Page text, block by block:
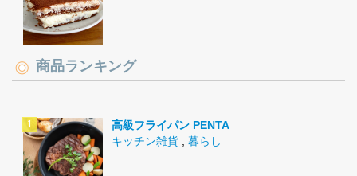
商品ランキング
高級フライパン PENTA
キッチン雑貨
暮らし